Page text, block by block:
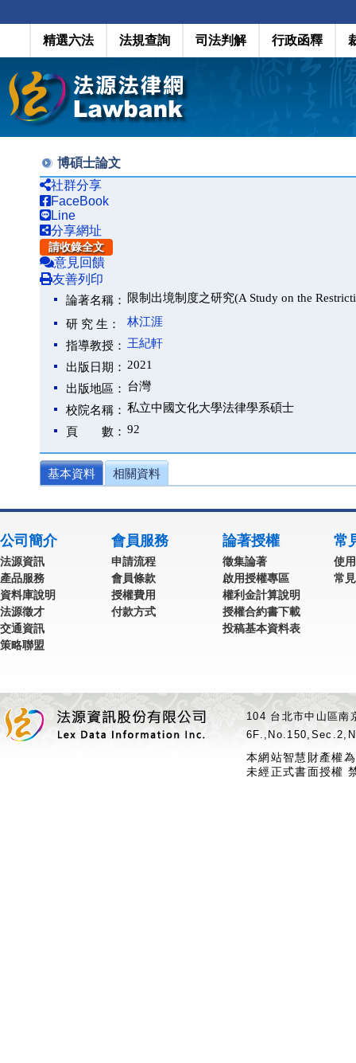
精選六法 法規查詢 司法判解 行政函釋
博碩士論文
社群分享
FaceBook
Line
分享網址
請收錄全文
意見回饋
友善列印
論著名稱： 限制出境制度之研究(A Study on the
研 究 生：
林江涯
指導教授： 王紀軒
出版日期： 2021
出版地區： 台灣
校院名稱： 私立中國文化大學法律學系碩士
頁 數： 92
基本資料 相關資料
公司簡介
法源資訊
產品服務
資料庫說明
法源徵才
交通資訊
策略聯盟
會員服務
申請流程
會員條款
授權費用
付款方式
論著授權
徵集論著
啟用授權專區
權利金計算說明
授權合約書下載
投稿基本資料表
常
使
常
104 台北市中山區
本網站智慧財產權
未經正式書面授權